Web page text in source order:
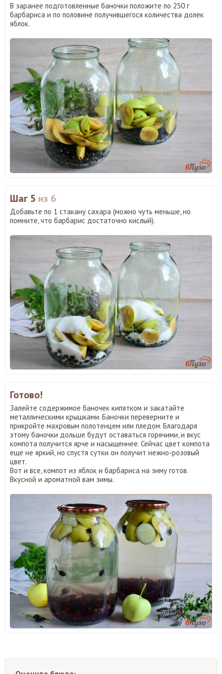
В заранее подготовленные баночки положите по 250 г
барбариса и по половине получившегося количества долек
яблок.
Шаг 5 из 6
Добавьте по 1 стакану сахара (можно чуть меньше, но
помните, что барбарис достаточно кислый).
Готово!
Залейте содержимое баночек кипятком и закатайте
металлическими крышками. Баночки переверните и
прикройте махровым полотенцем или пледом. Благодаря
этому баночки дольше будут оставаться горячими, и вкус
компота получится ярче и насыщеннее. Сейчас цвет компота
еще не яркий, но спустя сутки он получит нежно-розовый
цвет.
Вот и все, компот из яблок и барбариса на зиму готов.
Вкусной и ароматной вам зимы.